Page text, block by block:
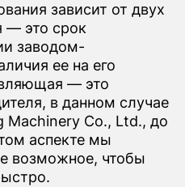
зависит от двух
— это срок
заводом-
ее на его
— это
в данном случае
Machinery Co., Ltd., до
аспекте мы
возможное, чтобы